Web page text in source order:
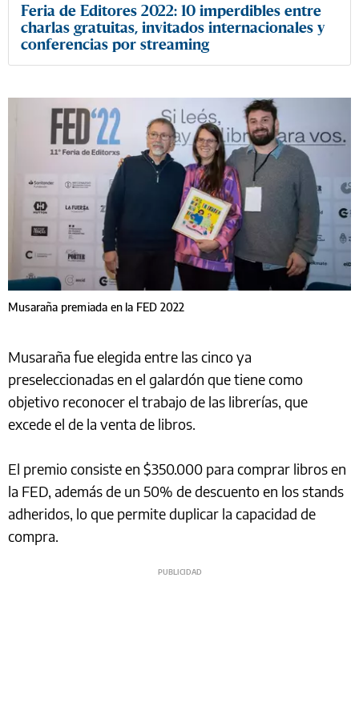
Feria de Editores 2022: 10 imperdibles entre
charlas gratuitas, invitados internacionales y
conferencias por streaming
Musaraña premiada en la FED 2022
Musaraña fue elegida entre las cinco ya
preseleccionadas en el galardón que tiene como
objetivo reconocer el trabajo de las librerías, que
excede el de la venta de libros.
El premio consiste en $350.000 para comprar libros en
la FED, además de un 50% de descuento en los stands
adheridos, lo que permite duplicar la capacidad de
compra.